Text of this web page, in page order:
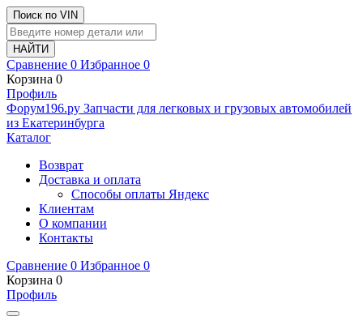
Поиск по VIN
Сравнение 0 Избранное 0
Корзина 0
Профиль
Фoрум196.ру Запчасти для легковых и грузовых автомобилей
из Екатеринбурга
Каталог
Возврат
Доставка и оплата
Способы оплаты Яндекс
Клиентам
О компании
Контакты
Сравнение 0 Избранное 0
Корзина 0
Профиль